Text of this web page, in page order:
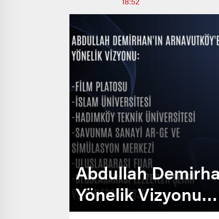
Abdullah
Yönelik Vizyonu…